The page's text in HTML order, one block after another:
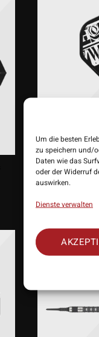
Um die besten
zu speichern und/
Daten wie das
oder der Widerruf
auswirken.
Dienste verwalten
Target
Standard